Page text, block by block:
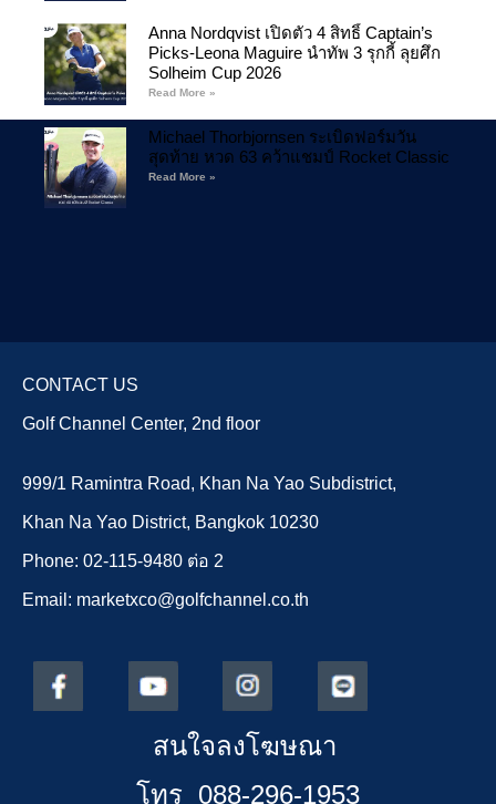
Anna Nordqvist เปิดตัว 4 สิทธิ์ Captain’s
Picks-Leona Maguire นำทัพ 3 รุกกี้ ลุยศึก
Solheim Cup 2026
Read More »
Michael Thorbjornsen ระเบิดฟอร์มวัน
สุดท้าย หวด 63 คว้าแชมป์ Rocket Classic
Read More »
CONTACT US
Golf Channel Center, 2nd floor
999/1 Ramintra Road, Khan Na Yao Subdistrict,
Khan Na Yao District, Bangkok 10230
Phone: 02-115-9480 ต่อ 2
Email: marketxco@golfchannel.co.th
สนใจลงโฆษณา
โทร 088-296-1953